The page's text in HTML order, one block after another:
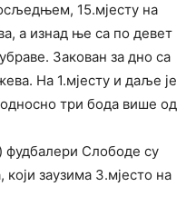
15.мјесту на
а изнад ње са по девет
Закован за дно са
На 1.мјесту и даље је
три бода више од
Слободе су
заузима 3.мјесто на